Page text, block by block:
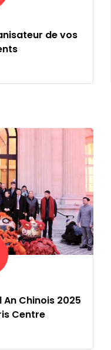
de vos
Chinois 2025
Centre